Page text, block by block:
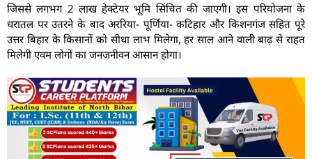
जिससे लगभग 2 लाख हेक्टेयर भूमि सिंचित की जाएगी। इस परियोजना के
धरातल पर उतरने के बाद अररिया- पूर्णिया- कटिहार और किशनगंज सहित पूरे
उत्तर बिहार के किसानों को सीधा लाभ मिलेगा, हर साल आने वाली बाढ़ से राहत
मिलेगी एवम लोगों का जनजनीवन आसान होगा।